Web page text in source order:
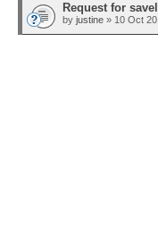
Request for
by justine » 10 Oct